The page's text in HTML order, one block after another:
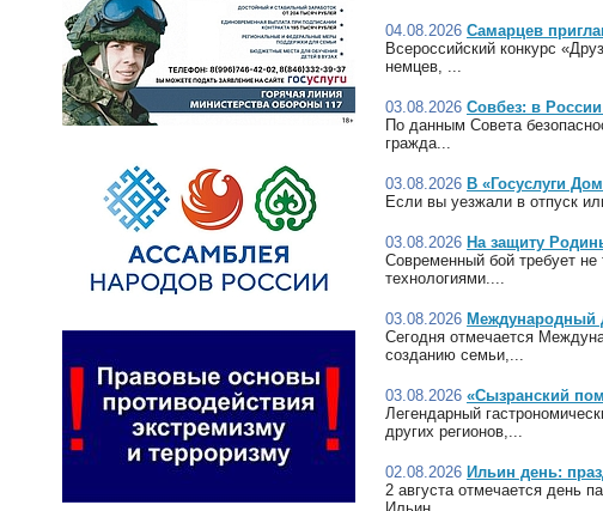
04.08.2026 Самарцев
Всероссийский конкурс
немцев, ...
03.08.2026 Совбез: в
По данным Совета
гражда...
03.08.2026 В «Госуслуги
Если вы уезжали в отпуск
03.08.2026 На защиту
Современный бой требует не
технологиями....
03.08.2026 Международный
Сегодня отмечается
созданию семьи,...
03.08.2026 «Сызранский
Легендарный
других регионов,...
02.08.2026 Ильин день:
2 августа отмечается день